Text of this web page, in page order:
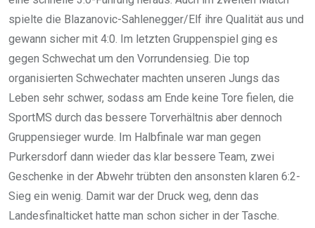
spielte die Blazanovic-Sahlenegger/Elf ihre Qualität aus und
gewann sicher mit 4:0. Im letzten Gruppenspiel ging es
gegen Schwechat um den Vorrundensieg. Die top
organisierten Schwechater machten unseren Jungs das
Leben sehr schwer, sodass am Ende keine Tore fielen, die
SportMS durch das bessere Torverhältnis aber dennoch
Gruppensieger wurde. Im Halbfinale war man gegen
Purkersdorf dann wieder das klar bessere Team, zwei
Geschenke in der Abwehr trübten den ansonsten klaren 6:2-
Sieg ein wenig. Damit war der Druck weg, denn das
Landesfinalticket hatte man schon sicher in der Tasche.